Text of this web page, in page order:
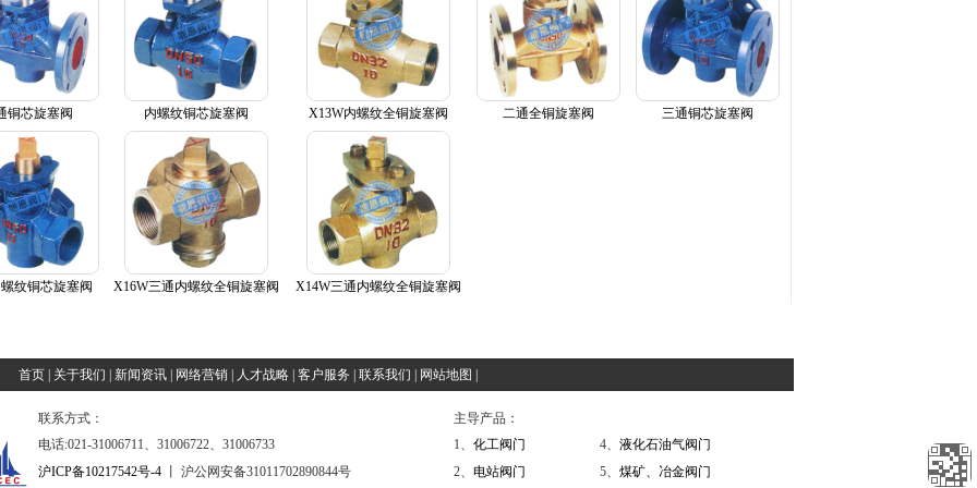
铜芯旋塞阀 内螺纹铜芯旋塞阀 X13W内螺纹全铜旋塞阀 二通全铜旋塞阀 三通铜芯旋塞阀
纹铜芯旋塞阀 X16W三通内螺纹全铜旋塞阀 X14W三通内螺纹全铜旋塞阀
首页 关于我们 新闻资讯 网络营销 人才战略 客户服务 联系我们 网站地图
联系方式：
主导产品：
电话:021-31006711、31006722、31006733
1、 化工阀门 4、 液化石油气阀门
沪ICP备10217542号-4丨 沪公网安备31011702890844号 2、 电站阀门 5、 煤矿、冶金阀门